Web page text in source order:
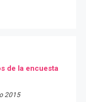
de la encuesta
2015